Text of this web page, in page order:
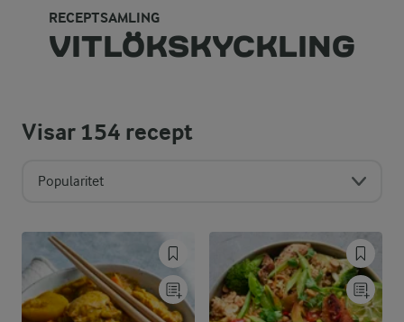
RECEPTSAMLING
VITLÖKSKYCKLING
Visar154 recept
Popularitet